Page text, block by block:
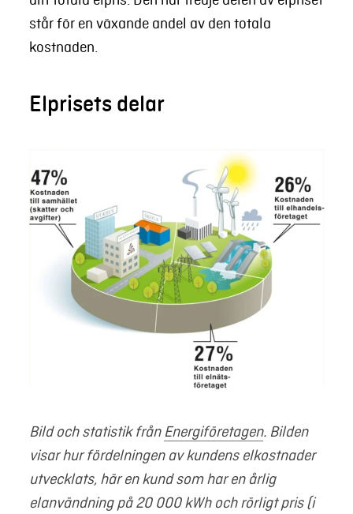
står för en växande andel av den totala
kostnaden.
Elprisets delar
Bild och statistik från Energiföretagen. Bilden
visar hur fördelningen av kundens elkostnader
utvecklats, här en kund som har en årlig
elanvändning på 20 000 kWh och rörligt pris (i